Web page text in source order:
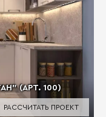
(АРТ. 100)
РАССЧИТАТЬ ПРОЕКТ